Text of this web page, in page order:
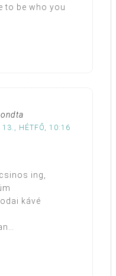
to be who you
HÉTFŐ, 10:16
ing,
kávé